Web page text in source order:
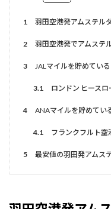
1 羽田空港発アムステル
2 羽田空港発でアムステ
3 JALマイルを貯めてい
3.1 ロンドン ヒース
4 ANAマイルを貯めてい
4.1 フランクフルト空
5 最安値の羽田発アムス